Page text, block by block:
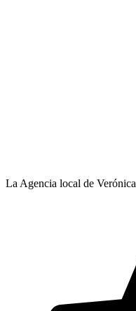
La Agencia local de Verónica